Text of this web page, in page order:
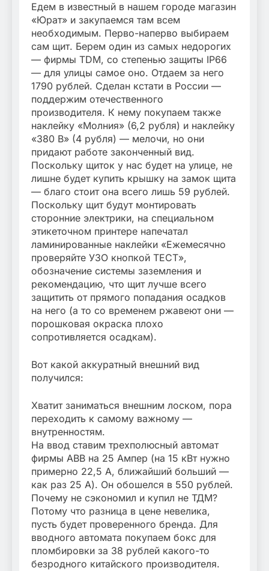
Едем в известный в нашем городе магазин
«Юрат» и закупаемся там всем
необходимым. Перво-наперво выбираем
сам щит. Берем один из самых недорогих
— фирмы TDM, со степенью защиты IP66
— для улицы самое оно. Отдаем за него
1790 рублей. Сделан кстати в России —
поддержим отечественного
производителя. К нему покупаем также
наклейку «Молния» (6,2 рубля) и наклейку
«380 В» (4 рубля) — мелочи, но они
придают работе законченный вид.
Поскольку щиток у нас будет на улице, не
лишне будет купить крышку на замок щита
— благо стоит она всего лишь 59 рублей.
Поскольку щит будут монтировать
сторонние электрики, на специальном
этикеточном принтере напечатал
ламинированные наклейки «Ежемесячно
проверяйте УЗО кнопкой ТЕСТ»,
обозначение системы заземления и
рекомендацию, что щит лучше всего
защитить от прямого попадания осадков
на него (а то со временем ржавеют они —
порошковая окраска плохо
сопротивляется осадкам).
Вот какой аккуратный внешний вид
получился:
Хватит заниматься внешним лоском, пора
переходить к самому важному —
внутренностям.
На ввод ставим трехполюсный автомат
фирмы АВВ на 25 Ампер (на 15 кВт нужно
примерно 22,5 А, ближайший больший —
как раз 25 А). Он обошелся в 550 рублей.
Почему не сэкономил и купил не ТДМ?
Потому что разница в цене невелика,
пусть будет проверенного бренда. Для
вводного автомата покупаем бокс для
пломбировки за 38 рублей какого-то
безродного китайского производителя.